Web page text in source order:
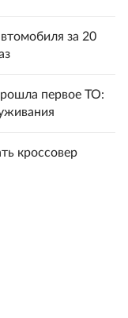
за 20
первое ТО:
кроссовер